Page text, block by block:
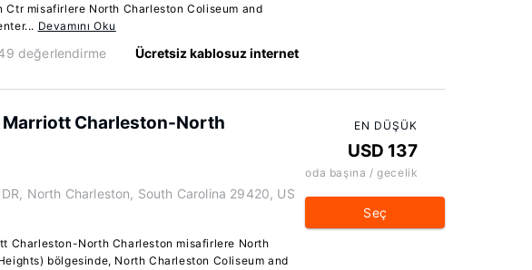
Ctr misafirlere North Charleston Coliseum and
Devamını Oku
değerlendirme Ücretsiz kablosuz internet
Charleston-North
North Charleston, South Carolina 29420, US
Charleston-North Charleston misafirlere North
bölgesinde, North Charleston Coliseum and
EN DÜŞÜK
USD 137
oda başına / gecelik
Seç